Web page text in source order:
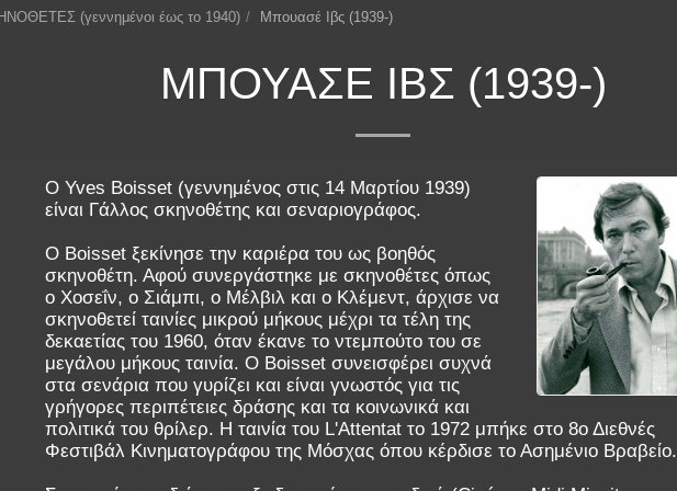
(γεννημένοι έως το 1940) Μπουασέ Ιβς (1939-)
ΜΠΟΥΑΣΈ ΙΒΣ (1939-)
Ο Yves Boisset (γεννημένος στις 14 Μαρτίου 1939)
είναι Γάλλος σκηνοθέτης και σεναριογράφος.
Ο Boisset ξεκίνησε την καριέρα του ως βοηθός
σκηνοθέτη. Αφού συνεργάστηκε με σκηνοθέτες όπως
ο Χοσεΐν, ο Σιάμπι, ο Μέλβιλ και ο Κλέμεντ, άρχισε να
σκηνοθετεί ταινίες μικρού μήκους μέχρι τα τέλη της
δεκαετίας του 1960, όταν έκανε το ντεμπούτο του σε
μεγάλου μήκους ταινία. Ο Boisset συνεισφέρει συχνά
στα σενάρια που γυρίζει και είναι γνωστός για τις
γρήγορες περιπέτειες δράσης και τα κοινωνικά και
πολιτικά του θρίλερ. Η ταινία του L'Attentat το 1972 μπήκε στο 8ο Διεθνές
Φεστιβάλ Κινηματογράφου της Μόσχας όπου κέρδισε το Ασημένιο Βραβείο.